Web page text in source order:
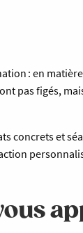
: en
pas figés,
concrets et